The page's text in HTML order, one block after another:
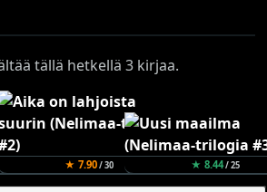
tällä hetkellä 3 kirjaa.
★ 7.90/ 30 ★ 8.44/ 25